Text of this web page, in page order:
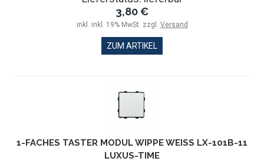
3,80 €
inkl. inkl. 19% MwSt. zzgl. Versand
ZUM ARTIKEL
1-FACHES TASTER MODUL WIPPE WEISS LX-101B-11 L
UXUS-TIME